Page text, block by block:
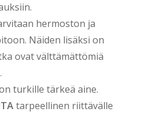
hermoston ja
Näiden lisäksi on
ovat välttämättömiä
turkille tärkeä aine.
tarpeellinen riittävälle